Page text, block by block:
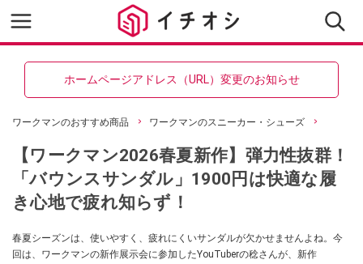
ホームページアドレス（URL）変更のお知らせ
ワークマンのおすすめ商品 ワークマンのスニーカー・シューズ
【ワークマン2026春夏新作】弾力性抜群！
「バウンスサンダル」1900円は快適な履
き心地で疲れ知らず！
春夏シーズンは、使いやすく、疲れにくいサンダルが欠かせませんよね。今
回は、ワークマンの新作展示会に参加したYouTuberの稔さんが、新作